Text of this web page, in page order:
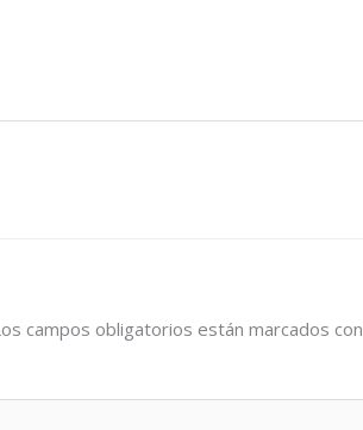
campos obligatorios están marcados con